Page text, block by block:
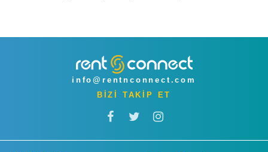
info@rentnconnect.com
BİZİ TAKİP ET